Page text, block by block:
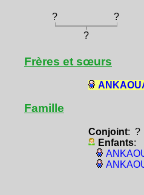
? ?
?
Frères et sœurs
Famille
Conjoint: ?
Enfants: